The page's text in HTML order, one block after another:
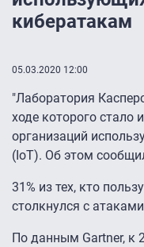
кибератакам
05.03.2020 12:00
"Лаборатория
ходе которого стало
организаций
(IoT). Об этом
31% из тех, кто
столкнулся с
По данным Gartner, к